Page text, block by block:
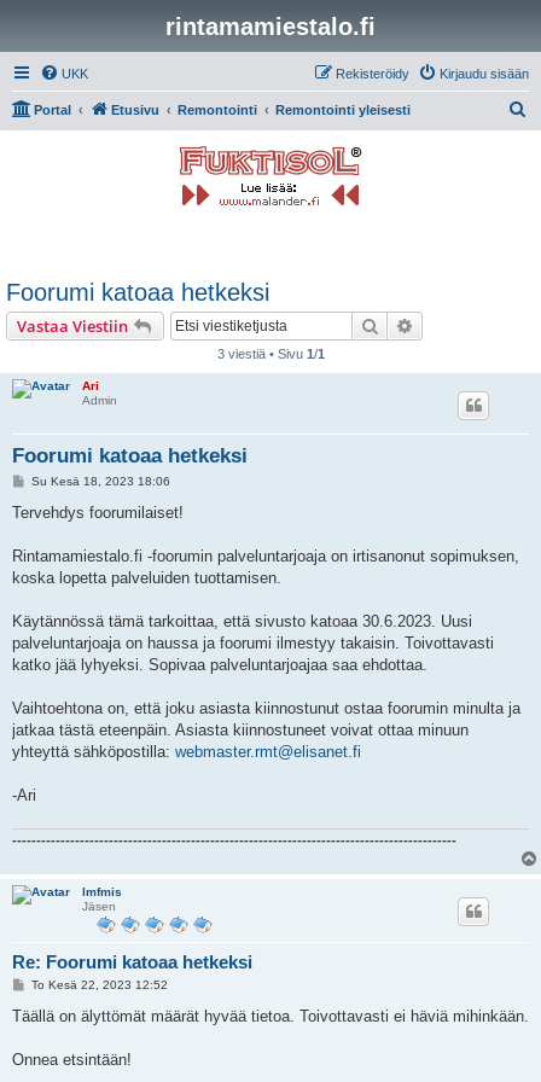
rintamamiestalo.fi
UKK Kirjaudu sisään
Rekisteröidy
Portal Etusivu Remontointi Remontointi yleisesti
Foorumi katoaa hetkeksi
Vastaa Viestiin Etsi
3 viestiä • Sivu 1/1
Ari
Admin
Foorumi katoaa hetkeksi
V
e
i
Su Kesä 18, 2023 18:06
Tervehdys foorumilaiset!
Rintamamiestalo.fi -foorumin palveluntarjoaja on irtisanonut sopimuksen,
koska lopetta palveluiden tuottamisen.
Käytännössä tämä tarkoittaa, että sivusto katoaa 30.6.2023. Uusi
palveluntarjoaja on haussa ja foorumi ilmestyy takaisin. Toivottavasti
katko jää lyhyeksi. Sopivaa palveluntarjoajaa saa ehdottaa.
Vaihtoehtona on, että joku asiasta kiinnostunut ostaa foorumin minulta ja
jatkaa tästä eteenpäin. Asiasta kiinnostuneet voivat ottaa minuun
yhteyttä sähköpostilla: webmaster.rmt@elisanet.fi
-Ari
--------------------------------------------------------------------------------------------
lmfmis
Jäsen
Re: Foorumi katoaa hetkeksi
V
e
i
To Kesä 22, 2023 12:52
Täällä on älyttömät määrät hyvää tietoa. Toivottavasti ei häviä mihinkään.
Onnea etsintään!